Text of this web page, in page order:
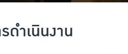
ดำเนินงาน